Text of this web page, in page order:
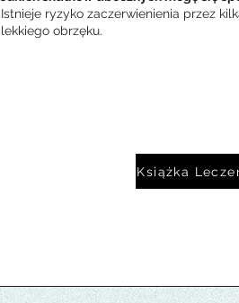
Istnieje ryzyko zaczerwienienia przez
lekkiego obrzęku.
Książka